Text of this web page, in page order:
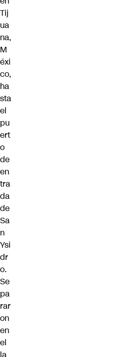
Tij
ua
na,
M
éxi
co,
ha
sta
el
pu
ert
o
de
en
tra
da
de
Sa
n
Ysi
dr
o.
Se
pa
rar
on
en
el
la